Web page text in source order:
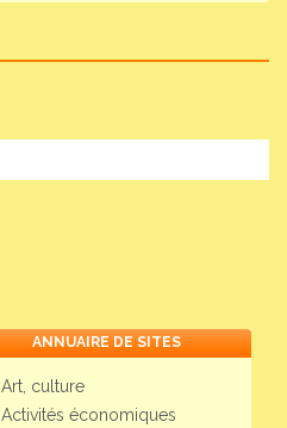
ANNUAIRE DE SITES
Art, culture
Activités économiques